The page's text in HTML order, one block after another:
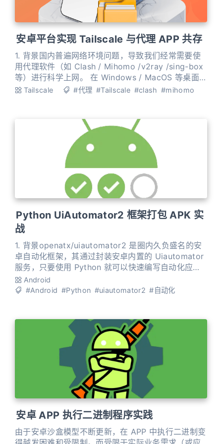
安卓平台实现 Tailscale 与代理 APP 共存
1. 背景国内普遍网络环境问题，导致我们经常需要使
用代理软件（如 Clash / Mihomo /v2ray /sing-box
等）进行科学上网。 在 Windows / MacOS 等桌面
平台上，Tailscale 可以与代理软件正常共存工作；但
存，只能同时开启一个，这种限制
Tailscale #代理 #Tailscale #clash #mihomo
Python UiAutomator2 框架打包 APK 实
战
1. 背景openatx/uiautomator2 是圈内久负盛名的安
卓自动化框架，其通过封装安卓内置的 Uiautomator
服务，只要使用 Python 就可以快速编写自动化应
用，并且框架使用 ADB 连接安卓设备对 UI 进行操
作，没有 root 要求。这些都大大降低了安卓自动化开
或者在
Android
#Android #Python #uiautomator2 #自动化
安卓 APP 执行二进制程序实践
由于安卓沙盒模型不断更新，在 APP 中执行二进制变